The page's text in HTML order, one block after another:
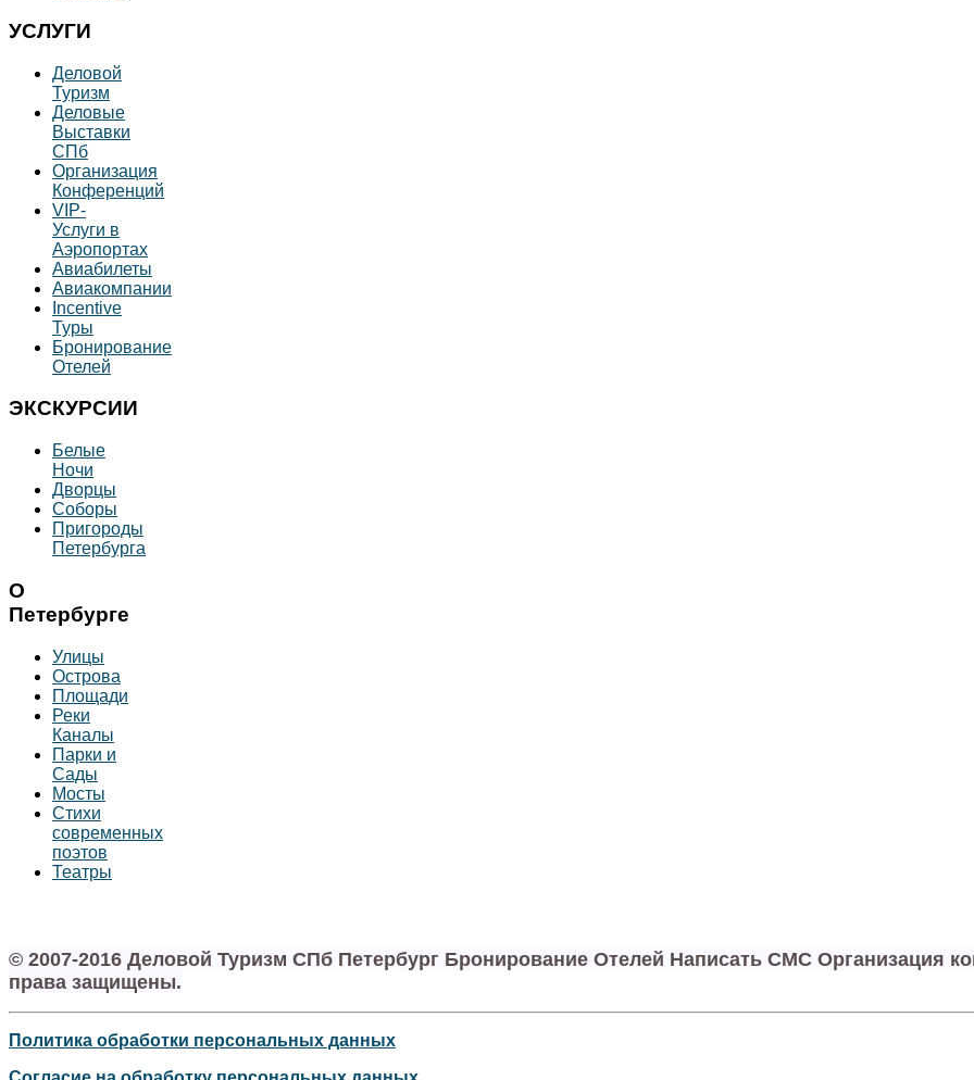
УСЛУГИ
Деловой
Туризм
Деловые
Выставки
СПб
Организация
Конференций
VIP-
Услуги в
Аэропортах
Авиабилеты
Авиакомпании
Incentive
Туры
Бронирование
Отелей
ЭКСКУРСИИ
Белые
Ночи
Дворцы
Соборы
Пригороды
Петербурга
О
Петербурге
Улицы
Острова
Площади
Реки
Каналы
Парки и
Сады
Мосты
Стихи
современных
поэтов
Театры
© 2007-2016 Деловой Туризм СПб Петербург Бронирование Отелей Написать СМС Организация
права защищены.
Политика обработки персональных данных